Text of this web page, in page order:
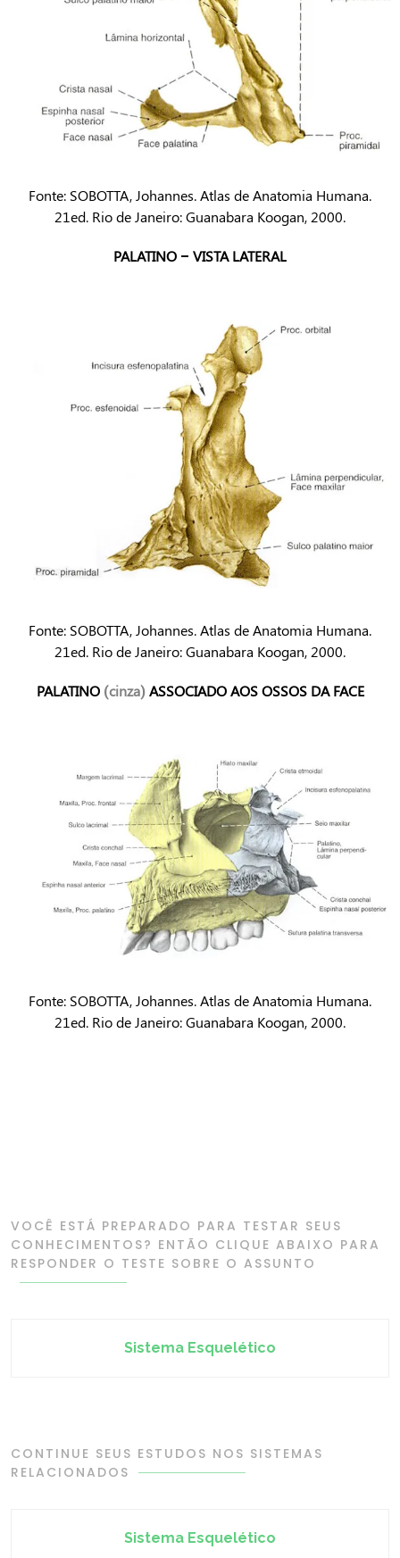
Fonte: SOBOTTA, Johannes. Atlas de Anatomia Humana.
21ed. Rio de Janeiro: Guanabara Koogan, 2000.
PALATINO – VISTA LATERAL
Fonte: SOBOTTA, Johannes. Atlas de Anatomia Humana.
21ed. Rio de Janeiro: Guanabara Koogan, 2000.
PALATINO (cinza)ASSOCIADO AOS OSSOS DA FACE
Fonte: SOBOTTA, Johannes. Atlas de Anatomia Humana.
21ed. Rio de Janeiro: Guanabara Koogan, 2000.
VOCÊ ESTÁ PREPARADO PARA TESTAR SEUS
CONHECIMENTOS? ENTÃO CLIQUE ABAIXO PARA
RESPONDER O TESTE SOBRE O ASSUNTO
Sistema Esquelético
CONTINUE SEUS ESTUDOS NOS SISTEMAS
RELACIONADOS
Sistema Esquelético